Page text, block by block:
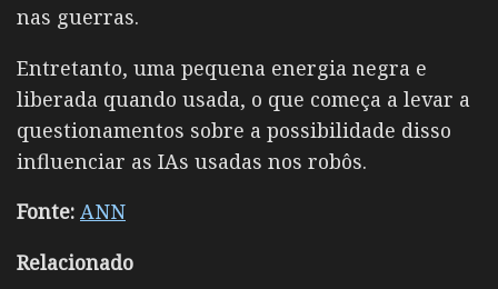
nas guerras.
Entretanto, uma pequena energia negra e
liberada quando usada, o que começa a levar a
questionamentos sobre a possibilidade disso
influenciar as IAs usadas nos robôs.
Fonte: ANN
Relacionado